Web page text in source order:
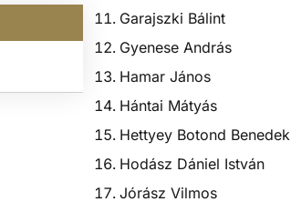
Garajszki Bálint
Gyenese András
Hamar János
Hántai Mátyás
Hettyey Botond Benedek
Hodász Dániel István
Jórász Vilmos